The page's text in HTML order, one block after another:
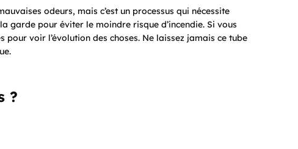
odeurs, mais c’est un processus qui nécessite
garde pour éviter le moindre risque d’incendie. Si vous
voir l’évolution des choses. Ne laissez jamais ce tube
?